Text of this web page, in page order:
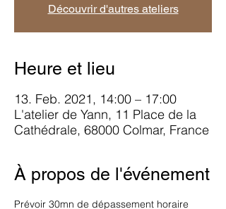
Découvrir d'autres ateliers
Heure et lieu
13. Feb. 2021, 14:00 – 17:00
L'atelier de Yann, 11 Place de la
Cathédrale, 68000 Colmar, France
À propos de l'événement
Prévoir 30mn de dépassement horaire